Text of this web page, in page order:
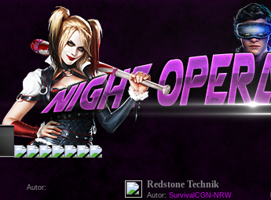
Autor: Redstone Technik
Autor: SurvivalCGN-NRW